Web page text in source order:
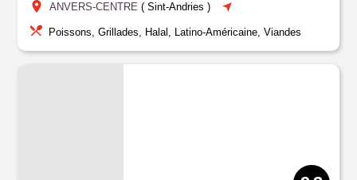
ANVERS-CENTRE (Sint-Andries )
Poissons, Grillades, Halal, Latino-Américaine, Viandes